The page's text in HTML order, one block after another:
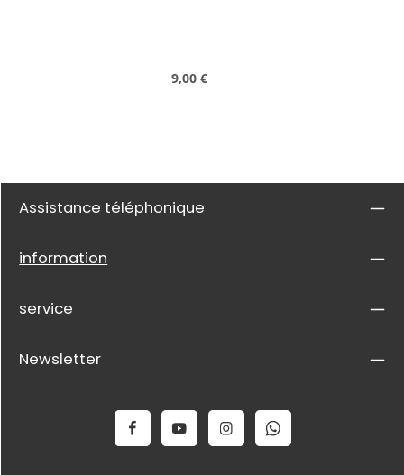
Prix régulier :
9,00 €
Assistance téléphonique
information
service
Newsletter